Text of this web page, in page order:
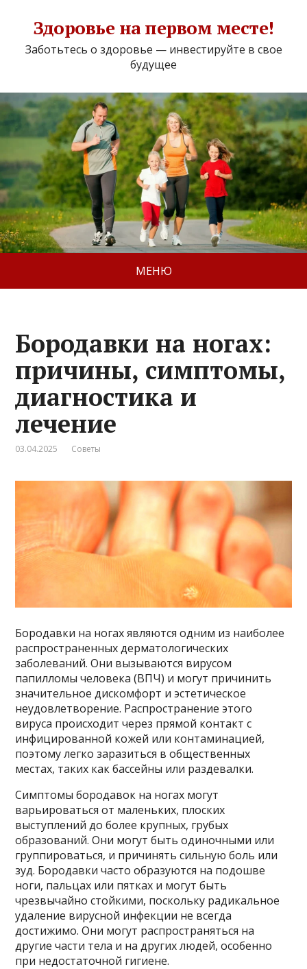
Здоровье на первом месте!
Заботьтесь о здоровье — инвестируйте в свое
будущее
МЕНЮ
Бородавки на ногах:
причины, симптомы,
диагностика и
лечение
03.04.2025 Советы
Бородавки на ногах являются одним из наиболее
распространенных дерматологических
заболеваний. Они вызываются вирусом
папилломы человека (ВПЧ) и могут причинить
значительное дискомфорт и эстетическое
неудовлетворение. Распространение этого
вируса происходит через прямой контакт с
инфицированной кожей или контаминацией,
поэтому легко заразиться в общественных
местах, таких как бассейны или раздевалки.
Симптомы бородавок на ногах могут
варьироваться от маленьких, плоских
выступлений до более крупных, грубых
образований. Они могут быть одиночными или
группироваться, и причинять сильную боль или
зуд. Бородавки часто образуются на подошве
ноги, пальцах или пятках и могут быть
чрезвычайно стойкими, поскольку радикальное
удаление вирусной инфекции не всегда
достижимо. Они могут распространяться на
другие части тела и на других людей, особенно
при недостаточной гигиене.